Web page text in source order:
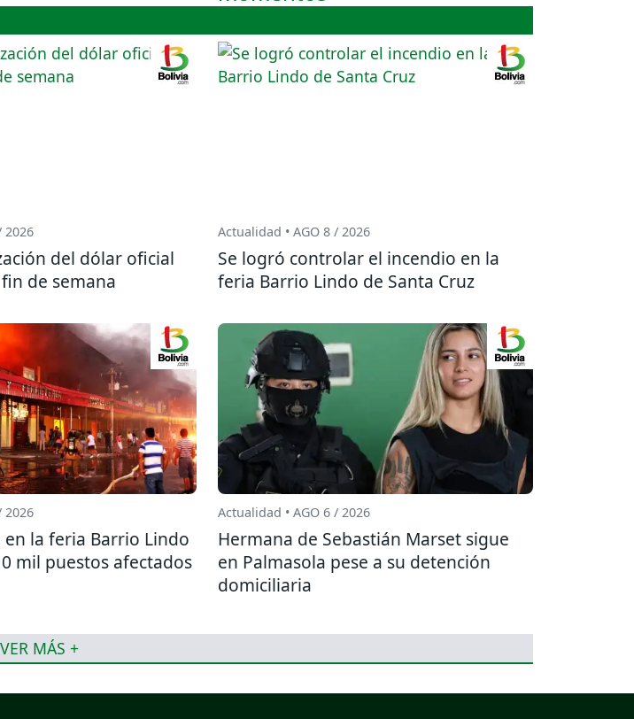
2026
del dólar oficial
de semana
Actualidad • AGO 8 / 2026
Se logró controlar el incendio en la
feria Barrio Lindo de Santa Cruz
2026
la feria Barrio Lindo
mil puestos afectados
Actualidad • AGO 6 / 2026
Hermana de Sebastián Marset sigue
en Palmasola pese a su detención
domiciliaria
VER MÁS +